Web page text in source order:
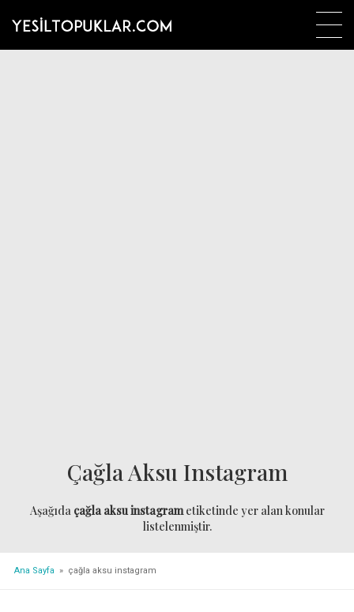
Çağla Aksu Instagram
Aşağıda çağla aksu instagrametiketinde yer alan konular
listelenmiştir.
Ana Sayfa » çağla aksu instagram